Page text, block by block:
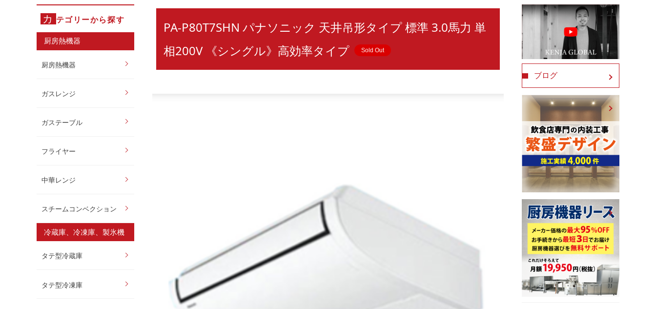
カ テゴリーから探す
厨房熱機器
厨房熱機器
ガスレンジ
ガステーブル
フライヤー
中華レンジ
スチームコンベクション
冷蔵庫、冷凍庫、製氷機
タテ型冷蔵庫
タテ型冷凍庫
PA-P80T7SHN パナソニック 天井吊形タイプ 標準 3.0馬力 単
相200V 《シングル》高効率タイプ
Sold Out
ブログ